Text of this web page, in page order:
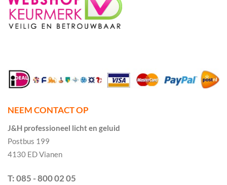
NEEM CONTACT OP
J&H professioneel licht en geluid
Postbus 199
4130 ED Vianen
T: 085 - 800 02 05